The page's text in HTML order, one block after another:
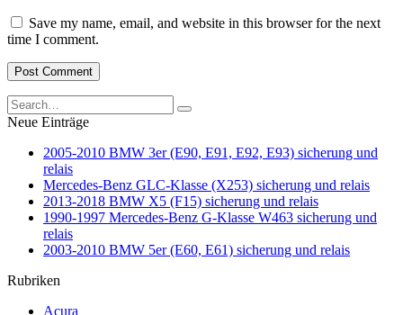
Save my name, email, and website in this browser for the next
time I comment.
Search
for:
Neue Einträge
2005-2010 BMW 3er (E90, E91, E92, E93) sicherung und
relais
Mercedes-Benz GLC-Klasse (X253) sicherung und relais
2013-2018 BMW X5 (F15) sicherung und relais
1990-1997 Mercedes-Benz G-Klasse W463 sicherung und
relais
2003-2010 BMW 5er (E60, E61) sicherung und relais
Rubriken
Acura